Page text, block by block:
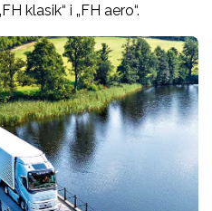
klasik“ i „FH aero“.